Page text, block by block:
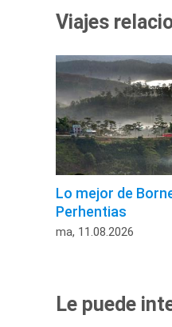
Viajes
Lo mejor de
Perhentias
ma, 11.08.2026
Le puede